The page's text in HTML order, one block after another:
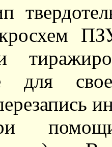
для